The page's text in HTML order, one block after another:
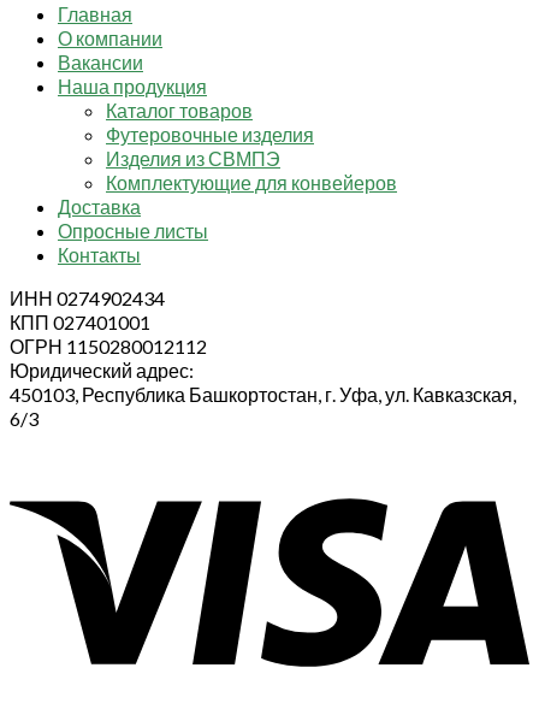
Главная
О компании
Вакансии
Наша продукция
Каталог товаров
Футеровочные изделия
Изделия из СВМПЭ
Комплектующие для конвейеров
Доставка
Опросные листы
Контакты
ИНН 0274902434
КПП 027401001
ОГРН 1150280012112
Юридический адрес:
450103, Республика Башкортостан, г. Уфа, ул. Кавказская,
6/3